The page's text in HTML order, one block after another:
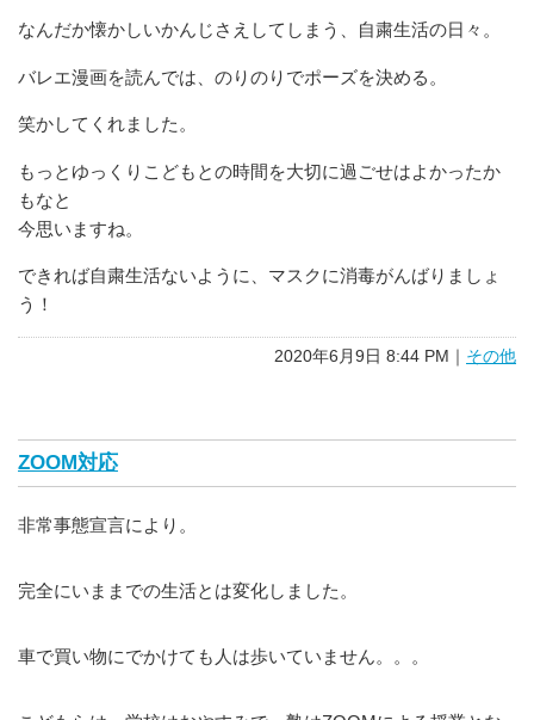
なんだか懐かしいかんじさえしてしまう、自粛生活の日々。
バレエ漫画を読んでは、のりのりでポーズを決める。
笑かしてくれました。
もっとゆっくりこどもとの時間を大切に過ごせはよかったか
もなと
今思いますね。
できれば自粛生活ないように、マスクに消毒がんばりましょ
う！
2020年6月9日 8:44 PM｜ その他
ZOOM対応
非常事態宣言により。
完全にいままでの生活とは変化しました。
車で買い物にでかけても人は歩いていません。。。